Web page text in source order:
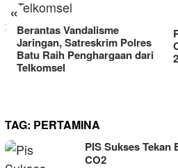
«
Berantas Vandalisme
Jaringan, Satreskrim Polres
Batu Raih Penghargaan dari
Telkomsel
TAG: PERTAMINA
PIS Sukses Tekan
CO2